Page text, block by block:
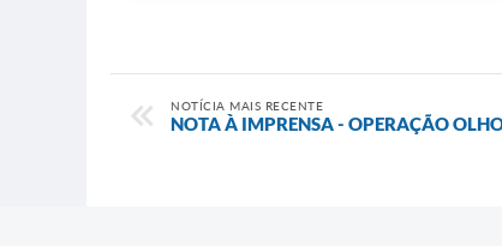
NOTÍCIA MAIS RECENTE
NOTA À IMPRENSA - OPERAÇÃO